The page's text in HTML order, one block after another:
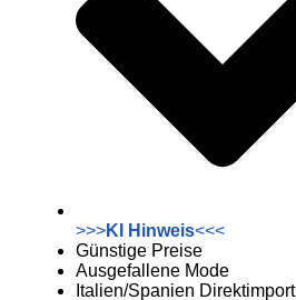
>>>KI Hinweis<<<
Günstige Preise
Ausgefallene Mode
Italien/Spanien Direktimport